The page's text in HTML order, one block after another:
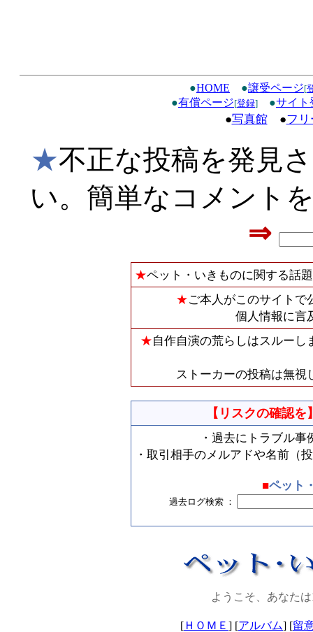
●HOME ●譲受ページ[
●有償ページ[登録] ●サイト
●写真館●フ
★不正な投稿を発見
い。簡単なコメント
⇒
★ペット・いきものに関する話
★ご本人がこのサイトで
個人情報に言
★自作自演の荒らしはスルー
ストーカーの投稿は無視
【リスクの確認を
・過去にトラブル
・取引相手のメルアドや名前（
■ペット
過去ログ検索 ：
ようこそ、あなたは
[ ＨＯＭＥ ] [アルバム] [留